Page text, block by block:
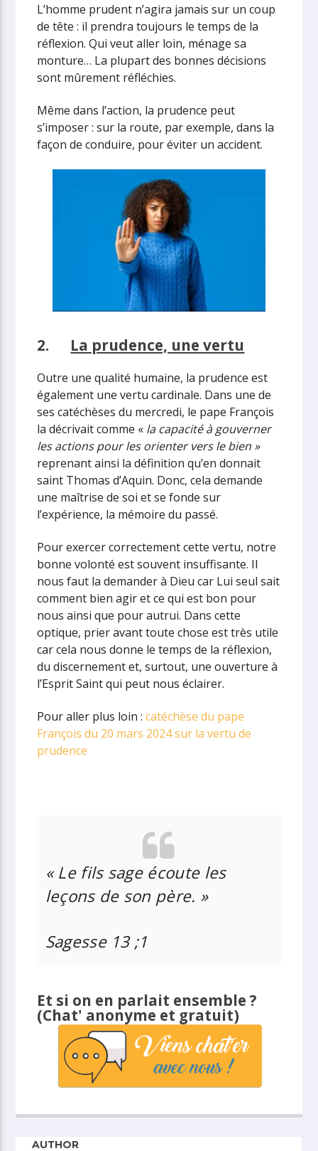
L’homme prudent n’agira jamais sur un coup
de tête : il prendra toujours le temps de la
réflexion. Qui veut aller loin, ménage sa
monture… La plupart des bonnes décisions
sont mûrement réfléchies.
Même dans l’action, la prudence peut
s’imposer : sur la route, par exemple, dans la
façon de conduire, pour éviter un accident.
2. La prudence, une vertu
Outre une qualité humaine, la prudence est
également une vertu cardinale. Dans une de
ses catéchèses du mercredi, le pape François
la décrivait comme « la capacité à gouverner
les actions pour les orienter vers le bien »
reprenant ainsi la définition qu’en donnait
saint Thomas d’Aquin. Donc, cela demande
une maîtrise de soi et se fonde sur
l’expérience, la mémoire du passé.
Pour exercer correctement cette vertu, notre
bonne volonté est souvent insuffisante. Il
nous faut la demander à Dieu car Lui seul sait
comment bien agir et ce qui est bon pour
nous ainsi que pour autrui. Dans cette
optique, prier avant toute chose est très utile
car cela nous donne le temps de la réflexion,
du discernement et, surtout, une ouverture à
l’Esprit Saint qui peut nous éclairer.
Pour aller plus loin :catéchèse du pape
François du 20 mars 2024 sur la vertu de
prudence
«Le fils sage écoute les
leçons de son père. »
Sagesse 13 ;1
Et si on en parlait ensemble ?
(Chat' anonyme et gratuit)
AUTHOR